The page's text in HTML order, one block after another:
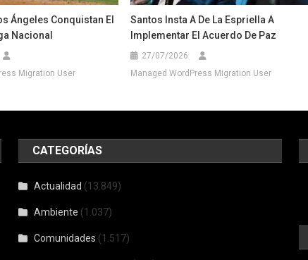
Ángeles Conquistan El
Nacional
Migration User
Santos Insta A De La Espriella A
Implementar El Acuerdo De Paz
27/07/2026
Managed WordPress Migration User
CATEGORÍAS
Actualidad (13.849)
Ambiente (1.037)
Comunidades (1.517)